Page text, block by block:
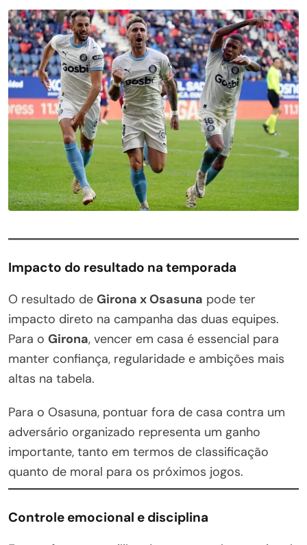
Impacto do resultado na temporada
O resultado de Girona x Osasuna pode ter
impacto direto na campanha das duas equipes.
Para o Girona, vencer em casa é essencial para
manter confiança, regularidade e ambições mais
altas na tabela.
Para o Osasuna, pontuar fora de casa contra um
adversário organizado representa um ganho
importante, tanto em termos de classificação
quanto de moral para os próximos jogos.
Controle emocional e disciplina